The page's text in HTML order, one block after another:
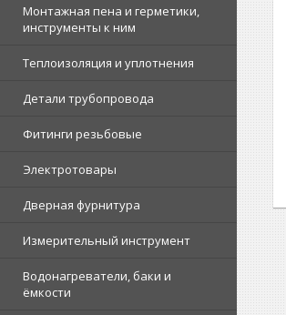
Монтажная пена и герметики,
инструменты к ним
Теплоизоляция и уплотнения
Детали трубопровода
Фитинги резьбовые
Электротовары
Дверная фурнитура
Измерительный инструмент
Водонагреватели, баки и
ёмкости